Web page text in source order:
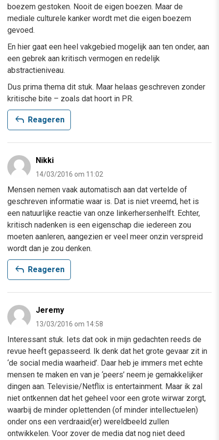
boezem gestoken. Nooit de eigen boezen. Maar de
mediale culturele kanker wordt met die eigen boezem
gevoed.
En hier gaat een heel vakgebied mogelijk aan ten onder, aan
een gebrek aan kritisch vermogen en redelijk
abstractieniveau.
Dus prima thema dit stuk. Maar helaas geschreven zonder
kritische bite – zoals dat hoort in PR.
reply Reageren
Nikki
14/03/2016 om 11:02
Mensen nemen vaak automatisch aan dat vertelde of
geschreven informatie waar is. Dat is niet vreemd, het is
een natuurlijke reactie van onze linkerhersenhelft. Echter,
kritisch nadenken is een eigenschap die iedereen zou
moeten aanleren, aangezien er veel meer onzin verspreid
wordt dan je zou denken.
reply Reageren
Jeremy
13/03/2016 om 14:58
Interessant stuk. Iets dat ook in mijn gedachten reeds de
revue heeft gepasseerd. Ik denk dat het grote gevaar zit in
‘de social media waarheid’. Daar heb je immers met echte
mensen te maken en van je ‘peers’ neem je gemakkelijker
dingen aan. Televisie/Netflix is entertainment. Maar ik zal
niet ontkennen dat het geheel voor een grote wirwar zorgt,
waarbij de minder oplettenden (of minder intellectuelen)
onder ons een verdraaid(er) wereldbeeld zullen
ontwikkelen. Voor zover de media dat nog niet deed